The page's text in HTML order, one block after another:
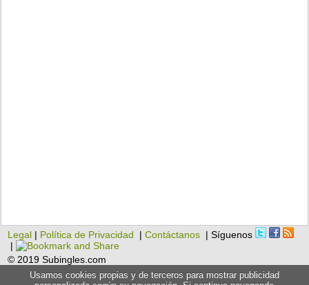
Legal | Política de Privacidad |Contáctanos | Síguenos
|
© 2019 Subingles.com
Usamos cookies propias y de terceros para mostrar publicidad